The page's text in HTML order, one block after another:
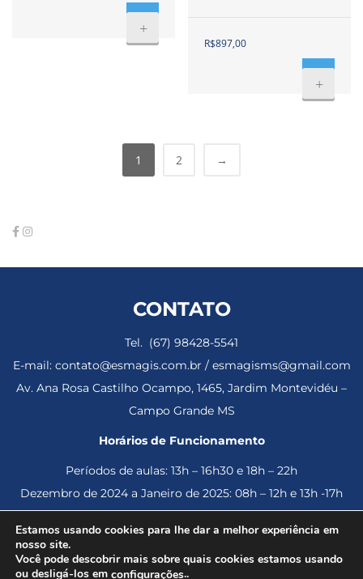
+
R$897,00
+
1 2 →
CONTATO
Tel. (67) 98428-5541
E-mail: contato@esmagis.com.br / esmagisms@gmail.com
Av. Ana Rosa Castilho Ocampo, 1465, Jardim Montevidéu –
Campo Grande MS
Horários de Funcionamento
Períodos de aulas: 13h – 16h30 e 18h – 22h
Dezembro de 2024 a Janeiro de 2025: 08h – 12h e 13h -17h
© 2023 Esmagis – Escola da Magistratura de Mato Grosso do
Estamos usando cookies para lhe dar a melhor experiência em
nosso site.
Você pode descobrir mais sobre quais cookies estamos usando
ou desligá-los em configurações..